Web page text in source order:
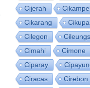
Cijerah
Cikarang
Cikupa
Cilegon
Cimahi
Cimone
Ciparay
Ciracas
Cirebon